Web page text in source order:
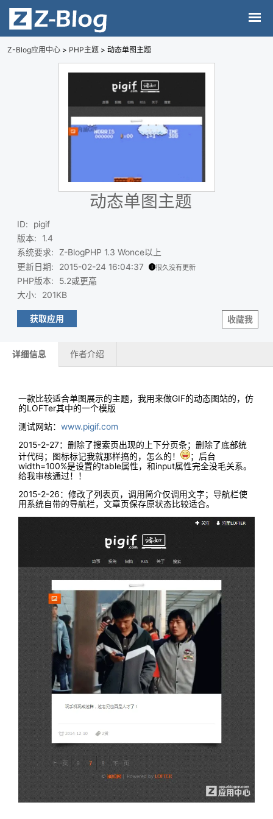
Z-Blog应用中心 > PHP主题 > 动态单图主题
动态单图主题
ID:
pigif
版本:
1.4
系统要求:
Z-BlogPHP 1.3 Wonce以上
更新日期: 2015-02-24 16:04:37 很久没有更新
PHP版本: 5.2或更高
大小: 201KB
收藏我
获取应用
详细信息 作者介绍
一款比较适合单图展示的主题，我用来做GIF的动态图站的，仿
的LOFTer其中的一个模版
测试网站： www.pigif.com
2015-2-27：删除了搜索页出现的上下分页条；删除了底部统
计代码；图标标记我就那样搞的，怎么的！
；后台
width=100%是设置的table属性，和input属性完全没毛关系。
给我审核通过！！
2015-2-26：修改了列表页，调用简介仅调用文字；导航栏使
用系统自带的导航栏，文章页保存原状态比较适合。